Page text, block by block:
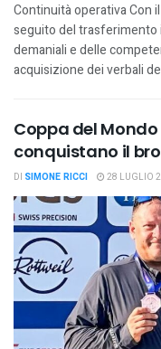
Continuità operativa Con
seguito del trasferimento
demaniali e delle
acquisizione dei verbali
Coppa del Mondo
conquistano il
DI SIMONE RICCI 28 LUGLIO